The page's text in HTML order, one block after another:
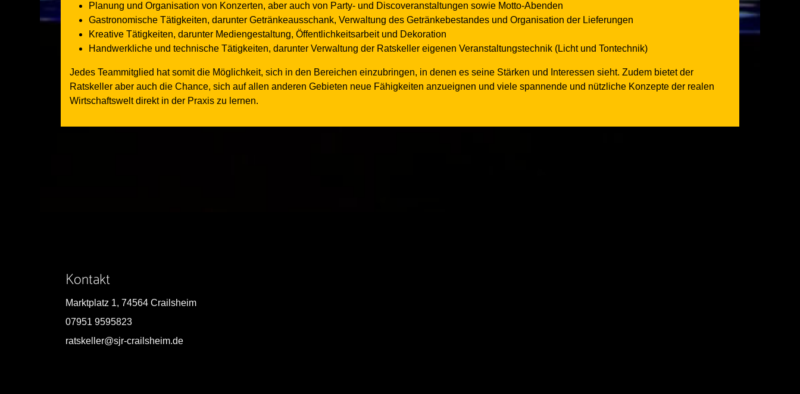
Planung und Organisation von Konzerten, aber auch von Party- und Discoveranstaltungen sowie Motto-Abenden
Gastronomische Tätigkeiten, darunter Getränkeausschank, Verwaltung des Getränkebestandes und Organisation der Lieferungen
Kreative Tätigkeiten, darunter Mediengestaltung, Öffentlichkeitsarbeit und Dekoration
Handwerkliche und technische Tätigkeiten, darunter Verwaltung der Ratskeller eigenen Veranstaltungstechnik (Licht und Tontechnik)
Jedes Teammitglied hat somit die Möglichkeit, sich in den Bereichen einzubringen, in denen es seine Stärken und Interessen sieht. Zudem bietet der
Ratskeller aber auch die Chance, sich auf allen anderen Gebieten neue Fähigkeiten anzueignen und viele spannende und nützliche Konzepte der realen
Wirtschaftswelt direkt in der Praxis zu lernen.
Kontakt
Marktplatz 1, 74564 Crailsheim
07951 9595823
ratskeller@sjr-crailsheim.de